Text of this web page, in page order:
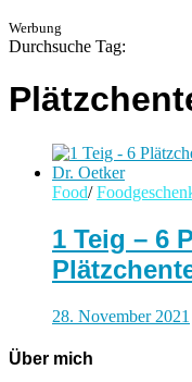
Werbung
Durchsuche Tag:
Food/
1 Teig – 6
28. November 2021
Über mich